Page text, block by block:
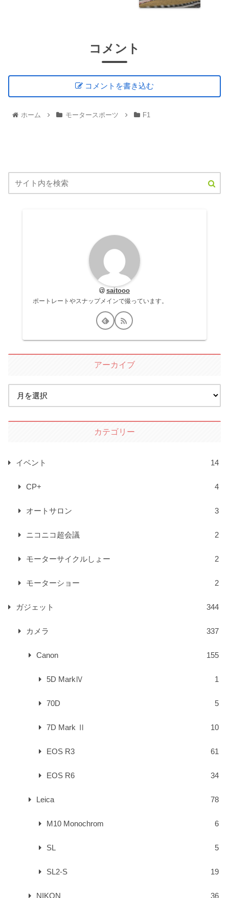
コメント
コメントを書き込む
ホーム モータースポーツ F1
saitooo
ポートレートやスナップメインで撮っています。
アーカイブ
カテゴリー
イベント 14
CP+ 4
オートサロン 3
ニコニコ超会議 2
モーターサイクルしょー 2
モーターショー 2
ガジェット 344
カメラ 337
Canon 155
5D MarkⅣ 1
70D 5
7D Mark Ⅱ 10
EOS R3 61
EOS R6 34
Leica 78
M10 Monochrom 6
SL 5
SL2-S 19
NIKON 36